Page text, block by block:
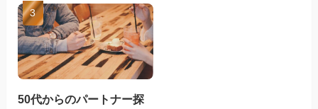
50代からのパートナー探